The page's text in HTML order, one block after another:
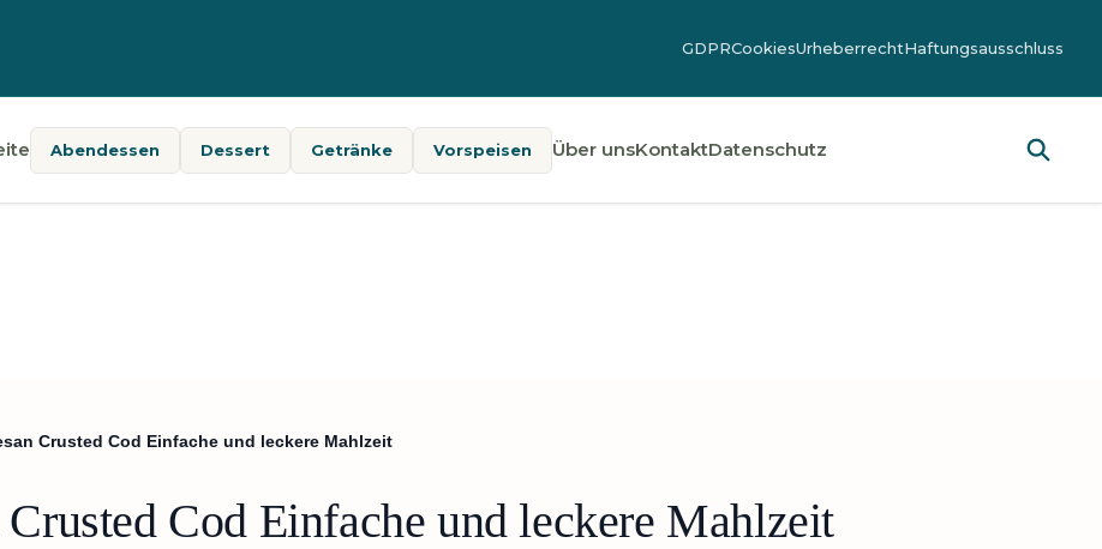
GDPRCookiesUrheberrechtHaftungsausschluss
Abendessen Dessert Getränke Vorspeisen Über unsKontaktDatenschutz
Crusted Cod Einfache und leckere Mahlzeit
Crusted Cod Einfache und leckere Mahlzeit